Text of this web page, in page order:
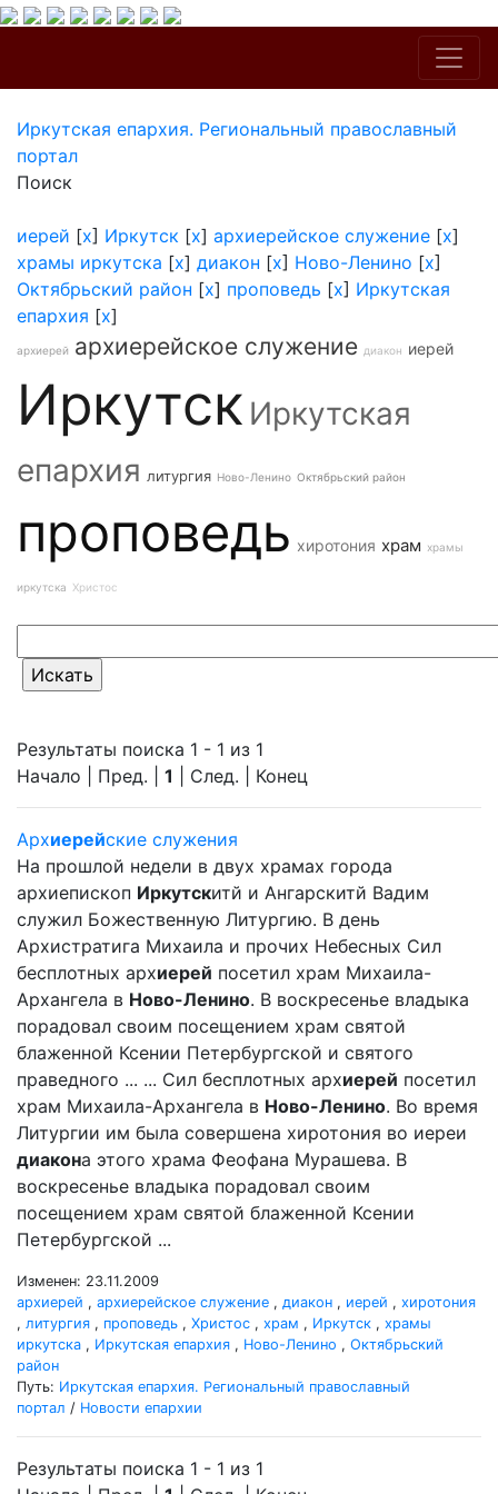
Иркутская епархия. Региональный православный
портал
Поиск
иерей [x] Иркутск [x] архиерейское служение [x]
храмы иркутска [x] диакон [x] Ново-Ленино [x]
Октябрьский район [x] проповедь [x] Иркутская
епархия [x]
архиерей архиерейское служение диакон иерей
Иркутск Иркутская
епархия литургия Ново-Ленино Октябрьский район
проповедь хиротония храм храмы
иркутска Христос
Результаты поиска 1 - 1 из 1
Начало | Пред. | 1 | След. | Конец
Архиерейские служения
На прошлой недели в двух храмах города
архиепископ Иркутскитй и Ангарскитй Вадим
служил Божественную Литургию. В день
Архистратига Михаила и прочих Небесных Сил
бесплотных архиерей посетил храм Михаила-
Архангела в Ново-Ленино. В воскресенье владыка
порадовал своим посещением храм святой
блаженной Ксении Петербургской и святого
праведного ... ... Сил бесплотных архиерей посетил
храм Михаила-Архангела в Ново-Ленино. Во время
Литургии им была совершена хиротония во иереи
диакона этого храма Феофана Мурашева. В
воскресенье владыка порадовал своим
посещением храм святой блаженной Ксении
Петербургской ...
Изменен: 23.11.2009
архиерей , архиерейское служение , диакон , иерей , хиротония
, литургия , проповедь , Христос , храм , Иркутск , храмы
иркутска , Иркутская епархия , Ново-Ленино , Октябрьский
район
Путь: Иркутская епархия. Региональный православный
портал / Новости епархии
Результаты поиска 1 - 1 из 1